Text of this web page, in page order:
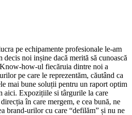
pe echipamente profesionale le-am
decis noi inșine dacă merită să cunoască
how-ul fiecăruia dintre noi a
pe care le reprezentăm, căutând ca
mai bune soluții pentru un raport optim
aici. Expozițiile si târgurile la care
în care mergem, e cea bună, ne
brand-urilor cu care “defilăm” și nu ne